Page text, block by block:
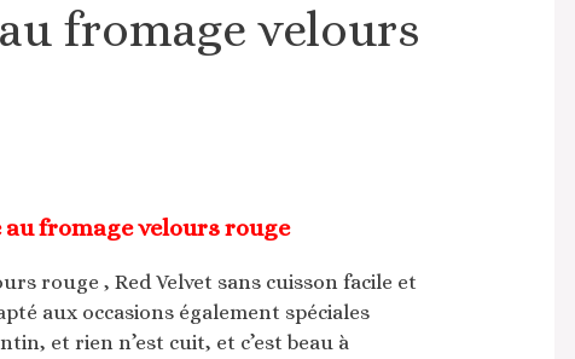
fromage velours
au fromage velours rouge
rouge , Red Velvet sans cuisson facile et
aux occasions également spéciales
et rien n’est cuit, et c’est beau à